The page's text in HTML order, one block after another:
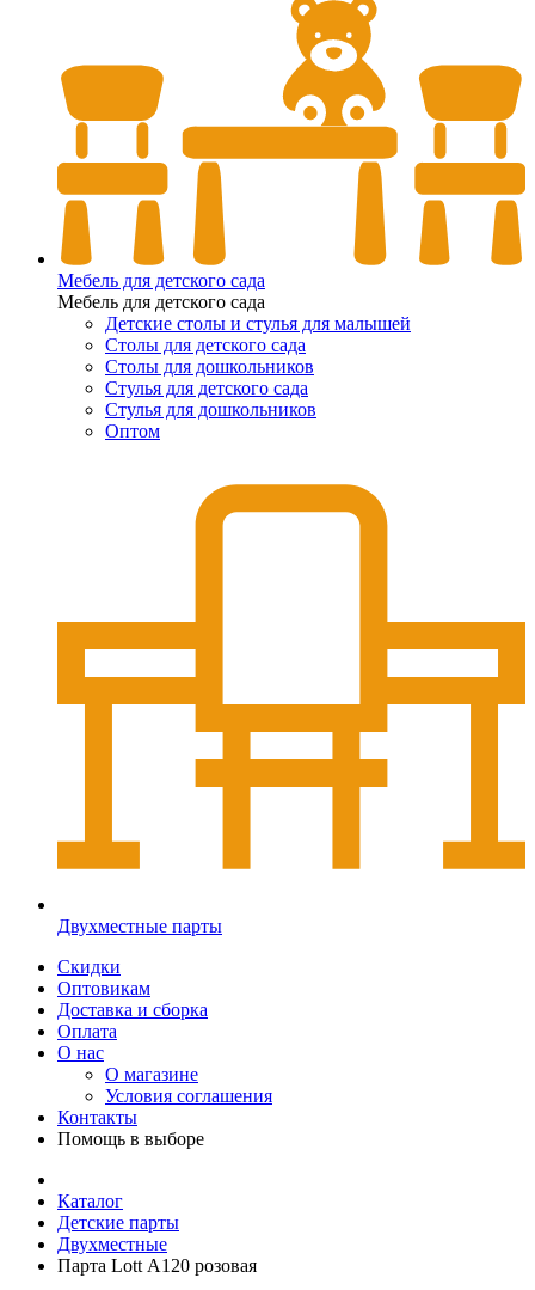
Мебель для детского сада
Мебель для детского сада
Детские столы и стулья для малышей
Столы для детского сада
Столы для дошкольников
Стулья для детского сада
Стулья для дошкольников
Оптом
Двухместные парты
Скидки
Оптовикам
Доставка и сборка
Оплата
О нас
О магазине
Условия соглашения
Контакты
Помощь в выборе
Каталог
Детские парты
Двухместные
Парта Lott А120 розовая